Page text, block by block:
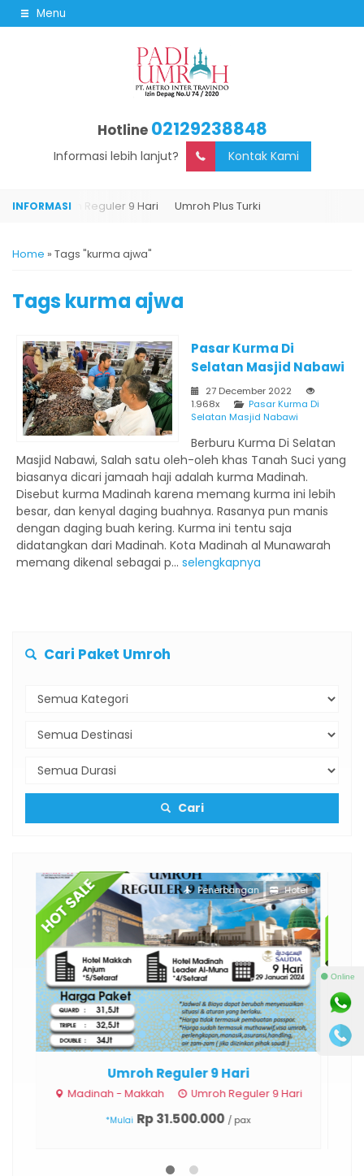
Menu
Hotline 02129238848
Informasi lebih lanjut? Kontak Kami
Umroh Reguler 9 Hari Umroh Plus Turki
Home » Tags "kurma ajwa"
Tags kurma ajwa
Pasar Kurma Di
Selatan Masjid Nabawi
27 December 2022
1.968x
Pasar Kurma Di
Selatan Masjid Nabawi
Berburu Kurma Di Selatan
Masjid Nabawi, Salah satu oleh-oleh khas Tanah Suci yang
biasanya dicari jamaah haji adalah kurma Madinah.
Disebut kurma Madinah karena memang kurma ini lebih
besar, dan kenyal daging buahnya. Rasanya pun manis
dengan daging buah kering. Kurma ini tentu saja
didatangkan dari Madinah. Kota Madinah al Munawarah
memang dikenal sebagai p... selengkapnya
Cari Paket Umroh
Cari
Umroh Reguler 9 Hari
Madinah - Makkah Umroh Reguler 9 Hari
*Mulai Rp 31.500.000 / pax
Penerbangan Hotel
⚫ Online